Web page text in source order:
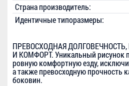
Страна производитель:
Идентичные типоразмеры:
ПРЕВОСХОДНАЯ
И КОМФОРТ. Уникальный рисунок
ровную комфортную езду,
а также превосходную прочность
боковин.